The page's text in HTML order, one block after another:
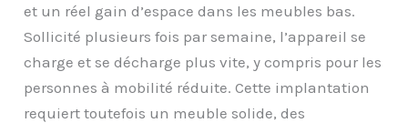
et un réel gain d’espace dans les meubles bas.
Sollicité plusieurs fois par semaine, l’appareil se
charge et se décharge plus vite, y compris pour les
personnes à mobilité réduite. Cette implantation
requiert toutefois un meuble solide, des